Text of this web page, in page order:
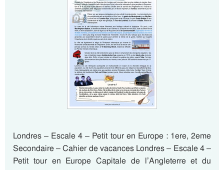
Londres – Escale 4 – Petit tour en Europe : 1ere, 2eme
Secondaire – Cahier de vacances Londres – Escale 4 –
Petit tour en Europe Capitale de l’Angleterre et du